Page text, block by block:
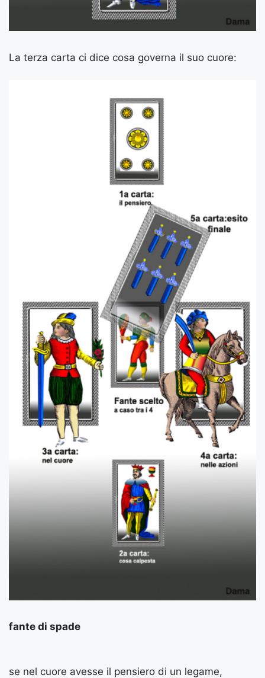
La terza carta ci dice cosa governa il suo cuore:
fante di spade
se nel cuore avesse il pensiero di un legame,